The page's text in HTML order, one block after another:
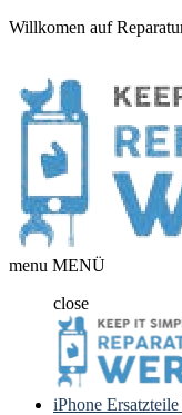
Willkomen auf
menu MENÜ
close
iPhone Ersatzteile